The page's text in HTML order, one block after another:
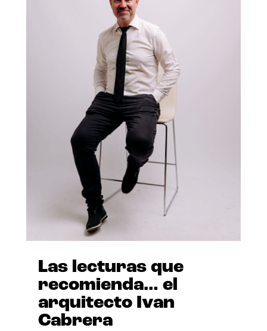
Las lecturas que
recomienda… el
arquitecto Ivan
Cabrera